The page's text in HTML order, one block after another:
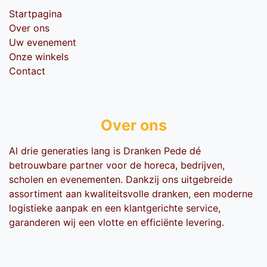
Startpagina
Over ons
Uw evenement
Onze winkels
Contact
Over ons
Al drie generaties lang is Dranken Pede dé
betrouwbare partner voor de horeca, bedrijven,
scholen en evenementen. Dankzij ons uitgebreide
assortiment aan kwaliteitsvolle dranken, een moderne
logistieke aanpak en een klantgerichte service,
garanderen wij een vlotte en efficiënte levering.